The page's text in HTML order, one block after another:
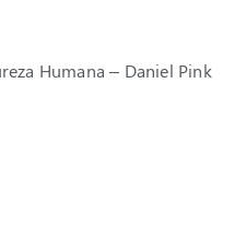
Humana – Daniel Pink